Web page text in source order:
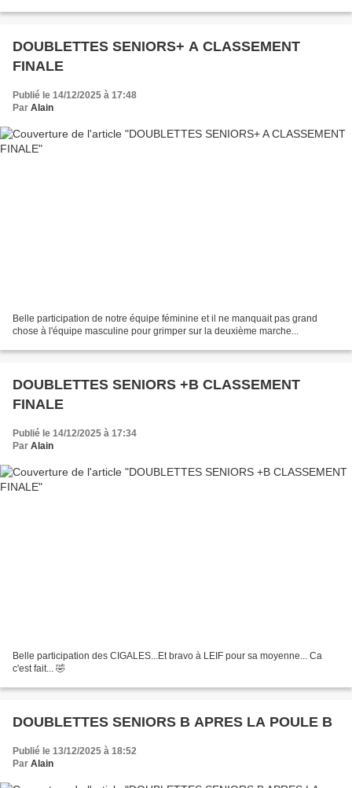
DOUBLETTES SENIORS+ A CLASSEMENT
FINALE
Publié le 14/12/2025 à 17:48
Par Alain
Belle participation de notre équipe féminine et il ne manquait pas grand
chose à l'équipe masculine pour grimper sur la deuxième marche...
DOUBLETTES SENIORS +B CLASSEMENT
FINALE
Publié le 14/12/2025 à 17:34
Par Alain
Belle participation des CIGALES...Et bravo à LEIF pour sa moyenne... Ca
c'est fait... 🤣
DOUBLETTES SENIORS B APRES LA POULE B
Publié le 13/12/2025 à 18:52
Par Alain